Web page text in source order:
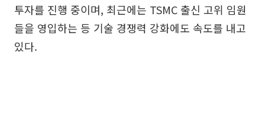
투자를 진행 중이며, 최근에는 TSMC 출신 고위 임원
들을 영입하는 등 기술 경쟁력 강화에도 속도를 내고
있다.